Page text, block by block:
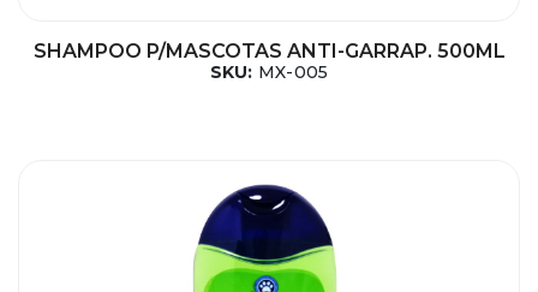
SHAMPOO P/MASCOTAS ANTI-GARRAP. 500ML
SKU: MX-005